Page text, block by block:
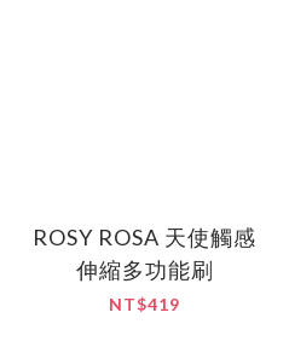
ROSY ROSA 天使觸感
伸縮多功能刷
NT$419